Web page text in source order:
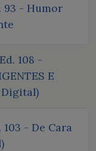
93 - Humor
108 -
E
Digital)
- De Cara